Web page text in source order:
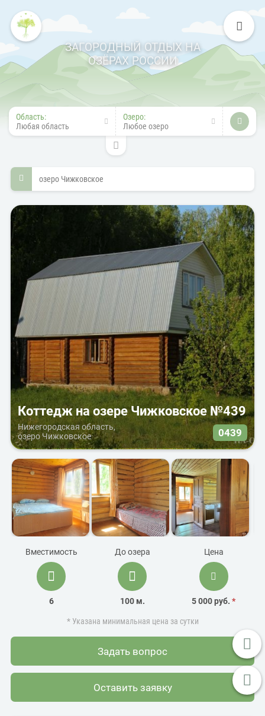
ЗАГОРОДНЫЙ ОТДЫХ НА
ОЗЁРАХ РОССИИ
Область:
Любая область
Озеро:
Любое озеро
озеро Чижковское
Коттедж на озере Чижковское №439
Нижегородская область,
озеро Чижковское
0439
Вместимость
6
До озера
100 м.
Цена
5 000 руб.*
* Указана минимальная цена за сутки
Задать вопрос
Оставить заявку